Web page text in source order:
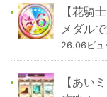
【花騎
メダル
26.06ビュ
【あい